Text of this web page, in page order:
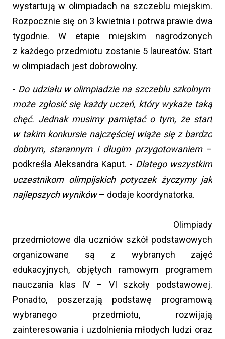
wystartują w olimpiadach na szczeblu miejskim.
Rozpocznie się on 3 kwietnia i potrwa prawie dwa
tygodnie. W etapie miejskim nagrodzonych
z każdego przedmiotu zostanie 5 laureatów. Start
w olimpiadach jest dobrowolny.
- Do udziału w olimpiadzie na szczeblu szkolnym
może zgłosić się każdy uczeń, który wykaże taką
chęć. Jednak musimy pamiętać o tym, że start
w takim konkursie najczęściej wiąże się z bardzo
dobrym, starannym i długim przygotowaniem–
podkreśla Aleksandra Kaput. - Dlatego wszystkim
uczestnikom olimpijskich potyczek życzymy jak
najlepszych wyników– dodaje koordynatorka.
Olimpiady
przedmiotowe dla uczniów szkół podstawowych
organizowane są z wybranych zajęć
edukacyjnych, objętych ramowym programem
nauczania klas IV – VI szkoły podstawowej.
Ponadto, poszerzają podstawę programową
wybranego przedmiotu, rozwijają
zainteresowania i uzdolnienia młodych ludzi oraz